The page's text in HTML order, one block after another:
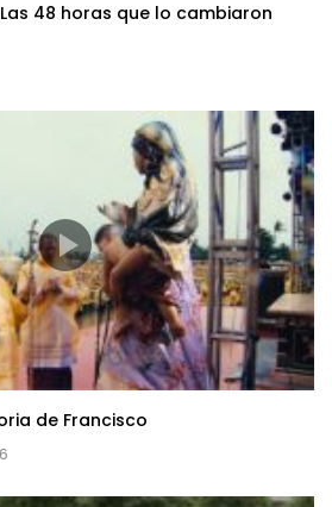
48 horas que lo cambiaron
de Francisco